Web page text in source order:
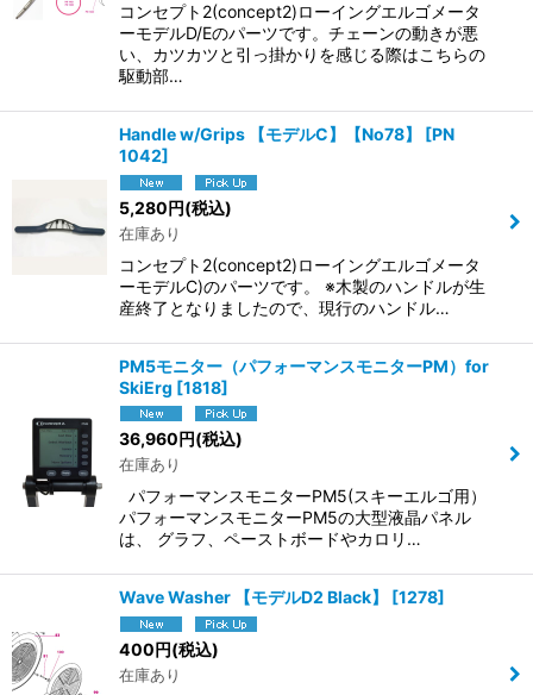
コンセプト2(concept2)ローイングエルゴメータ
ーモデルD/Eのパーツです。チェーンの動きが悪
い、カツカツと引っ掛かりを感じる際はこちらの
駆動部…
Handle w/Grips 【モデルC】【No78】 [PN
1042]
5,280円(税込)
在庫あり
コンセプト2(concept2)ローイングエルゴメータ
ーモデルC)のパーツです。 ※木製のハンドルが生
産終了となりましたので、現行のハンドル…
PM5モニター（パフォーマンスモニターPM）for
SkiErg [1818]
36,960円(税込)
在庫あり
パフォーマンスモニターPM5(スキーエルゴ用）
パフォーマンスモニターPM5の大型液晶パネル
は、 グラフ、ペーストボードやカロリ…
Wave Washer 【モデルD2 Black】 [1278]
400円(税込)
在庫あり